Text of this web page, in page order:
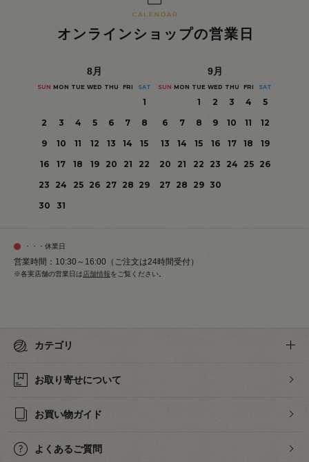
オンラインショップの営業日
8月
SUN MON TUE WED THU FRI SAT
1
2
3 4 5 6 7
8
9
10 11 12 13 14
15
16
17 18 19 20 21
22
23
24 25 26 27 28 29
30
31
9月
SUN MON TUE WED THU FRI SAT
1 2 3 4
5
6
7 8 9 10 11
12
13
14 15 16 17 18
19
20
21 22 23 24 25
26
27 28 29 30
・・・休業日
営業時間：10:30～16:00（ご注文は24時間受付）
※各実店舗の営業日は 店舗情報をご覧ください。
カテゴリ
お取り寄せについて
お買い物ガイド
よくあるご質問